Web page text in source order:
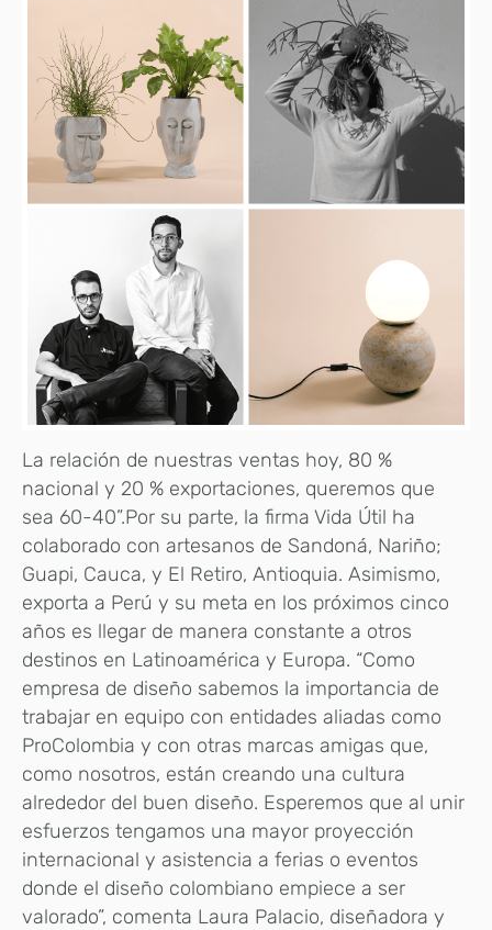
La relación de nuestras ventas hoy, 80 %
nacional y 20 % exportaciones, queremos que
sea 60-40”.Por su parte, la firma Vida Útil ha
colaborado con artesanos de Sandoná, Nariño;
Guapi, Cauca, y El Retiro, Antioquia. Asimismo,
exporta a Perú y su meta en los próximos cinco
años es llegar de manera constante a otros
destinos en Latinoamérica y Europa. “Como
empresa de diseño sabemos la importancia de
trabajar en equipo con entidades aliadas como
ProColombia y con otras marcas amigas que,
como nosotros, están creando una cultura
alrededor del buen diseño. Esperemos que al unir
esfuerzos tengamos una mayor proyección
internacional y asistencia a ferias o eventos
donde el diseño colombiano empiece a ser
valorado”, comenta Laura Palacio, diseñadora y